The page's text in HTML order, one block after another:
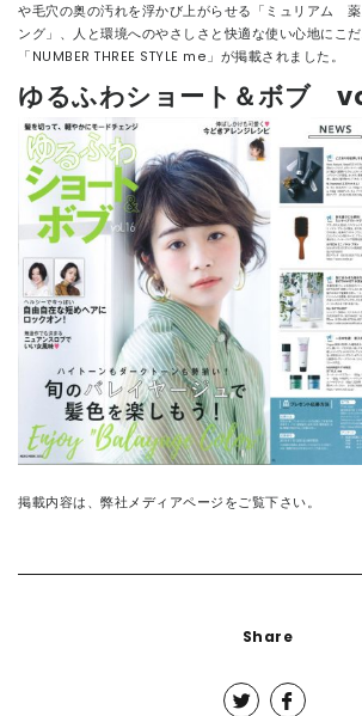
や毛穴の奥の汚れを浮かび上がらせる「ミュリアム
ング」、人と環境へのやさしさと快適な使い心地にこ
「NUMBER THREE STYLE me」が掲載されました。
ゆるふわショート＆ボブ
掲載内容は、弊社メディアページ をご覧下さい。
Share